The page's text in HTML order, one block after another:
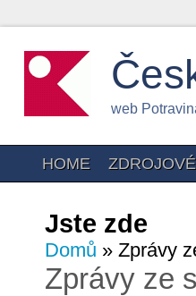
web
HOME
Jste zde
Domů » Zprávy
Zprávy ze